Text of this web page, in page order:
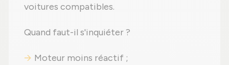
voitures compatibles.
Quand faut-il s'inquiéter ?
Moteur moins réactif ;